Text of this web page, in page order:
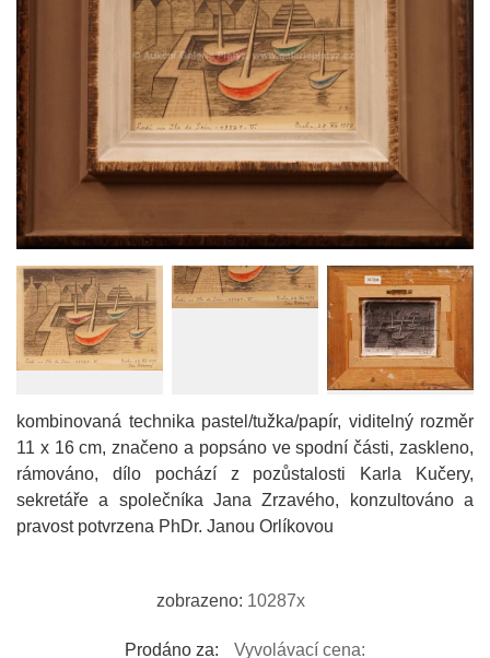
kombinovaná technika pastel/tužka/papír, viditelný rozměr
11 x 16 cm, značeno a popsáno ve spodní části, zaskleno,
rámováno, dílo pochází z pozůstalosti Karla Kučery,
sekretáře a společníka Jana Zrzavého, konzultováno a
pravost potvrzena PhDr. Janou Orlíkovou
zobrazeno: 10287x
Prodáno za: Vyvolávací cena: